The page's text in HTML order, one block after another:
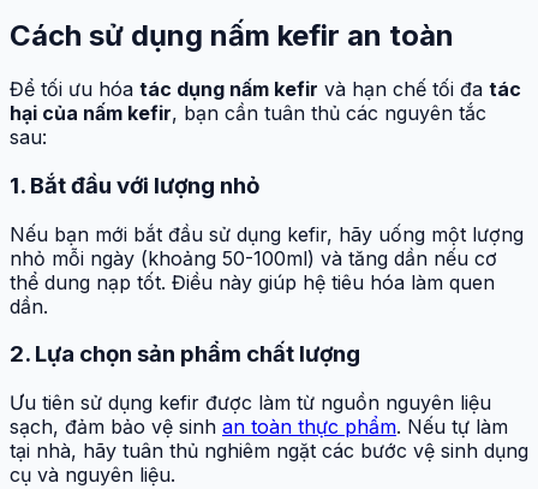
Cách sử dụng nấm kefir an toàn
Để tối ưu hóa tác dụng nấm kefir và hạn chế tối đa tác
hại của nấm kefir, bạn cần tuân thủ các nguyên tắc
sau:
1. Bắt đầu với lượng nhỏ
Nếu bạn mới bắt đầu sử dụng kefir, hãy uống một lượng
nhỏ mỗi ngày (khoảng 50-100ml) và tăng dần nếu cơ
thể dung nạp tốt. Điều này giúp hệ tiêu hóa làm quen
dần.
2. Lựa chọn sản phẩm chất lượng
Ưu tiên sử dụng kefir được làm từ nguồn nguyên liệu
sạch, đảm bảo vệ sinh an toàn thực phẩm. Nếu tự làm
tại nhà, hãy tuân thủ nghiêm ngặt các bước vệ sinh dụng
cụ và nguyên liệu.